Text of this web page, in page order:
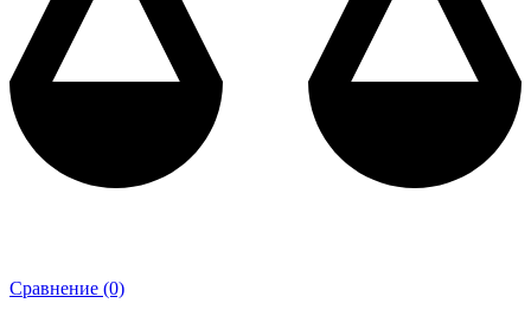
Сравнение (0)